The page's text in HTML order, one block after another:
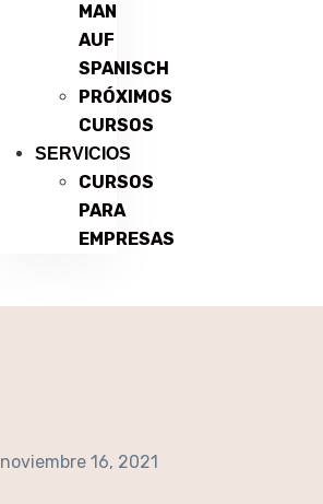
MAN
AUF
SPANISCH
PRÓXIMOS
CURSOS
SERVICIOS
CURSOS
PARA
EMPRESAS
noviembre 16, 2021